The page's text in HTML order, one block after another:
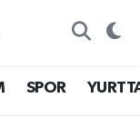
SPOR